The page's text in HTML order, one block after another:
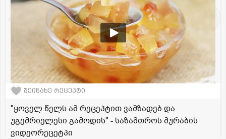
შეინახე რეცეპტი
"ყოველ წელს ამ რეცეპტით ვამზადებ და
უგემრიელესი გამოდის" - საზამთროს მურაბის
ვიდეორეცეტპი